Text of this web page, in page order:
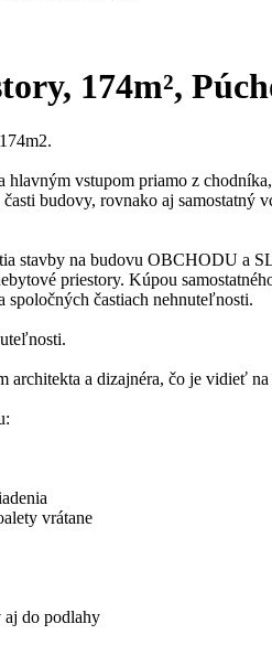
174m²,
hlavným vstupom priamo z
budovy, rovnako aj
stavby na budovu OBCHODU a
priestory. Kúpou
spoločných častiach nehnuteľnosti.
a dizajnéra, čo je vidieť
vrátane
aj do podlahy